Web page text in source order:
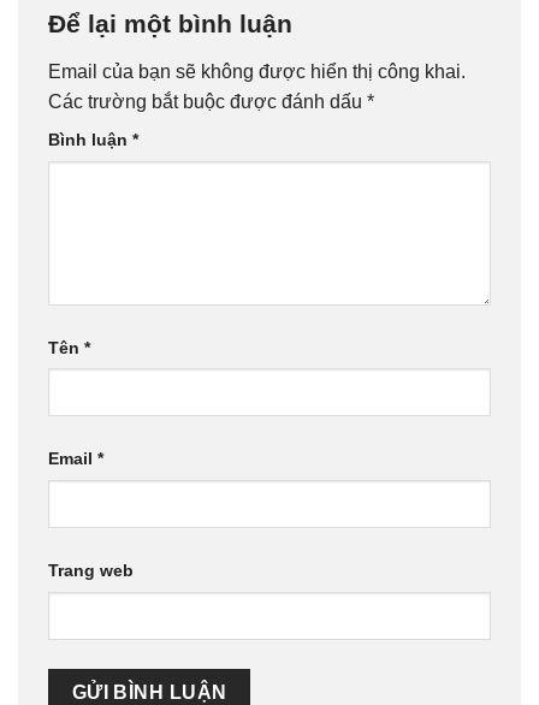
Để lại một bình luận
Email của bạn sẽ không được hiển thị công khai.
Các trường bắt buộc được đánh dấu *
Bình luận *
Tên *
Email *
Trang web